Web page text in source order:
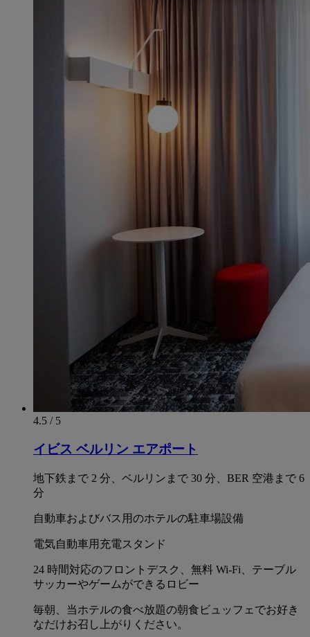
4.5 / 5
イビス ベルリン エアポート
地下鉄まで 2 分、ベルリンまで 30 分、BER 空港まで 6
分
自動車およびバス用のホテルの駐車場設備
電気自動車用充電スタンド
24 時間対応のフロントデスク、無料 Wi-Fi、テーブル
サッカーやゲームができるロビー
毎朝、当ホテルの食べ放題の朝食ビュッフェでお好き
なだけお召し上がりください。